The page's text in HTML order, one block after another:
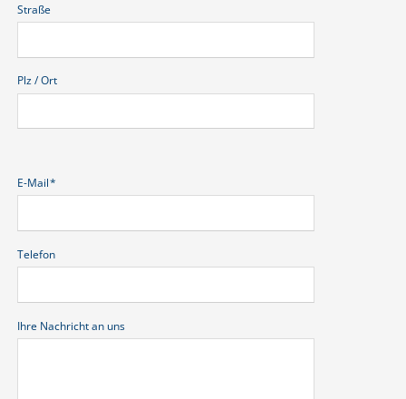
Straße
Plz / Ort
Pflichtfeld
E-Mail*
Telefon
Ihre Nachricht an uns